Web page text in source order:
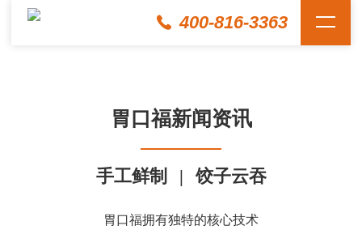
400-816-3363
胃口福新闻资讯
手工鲜制 | 饺子云吞
胃口福拥有独特的核心技术